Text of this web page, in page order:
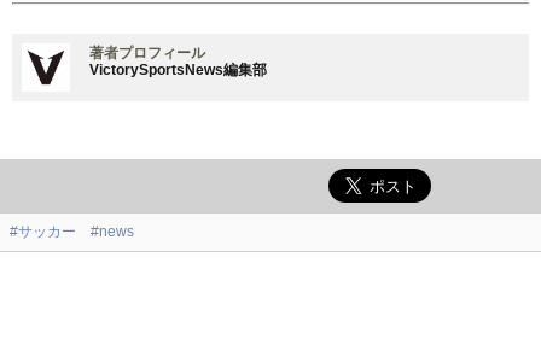
著者プロフィール
VictorySportsNews編集部
#サッカー #news